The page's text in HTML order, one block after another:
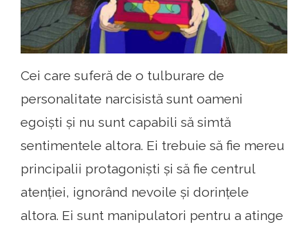
Cei care suferă de o tulburare de
personalitate narcisistă sunt oameni
egoiști și nu sunt capabili să simtă
sentimentele altora. Ei trebuie să fie mereu
principalii protagoniști și să fie centrul
atenției, ignorând nevoile și dorințele
altora. Ei sunt manipulatori pentru a atinge